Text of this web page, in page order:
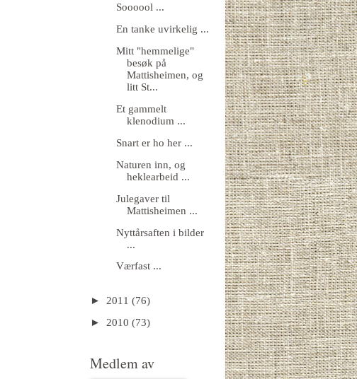
Soooool ...
En tanke uvirkelig ...
Mitt "hemmelige"
besøk på
Mattisheimen, og
litt St...
Et gammelt
klenodium ...
Snart er ho her ...
Naturen inn, og
heklearbeid ...
Julegaver til
Mattisheimen ...
Nyttårsaften i bilder
...
Værfast ...
► 2011 (76)
► 2010 (73)
Medlem av